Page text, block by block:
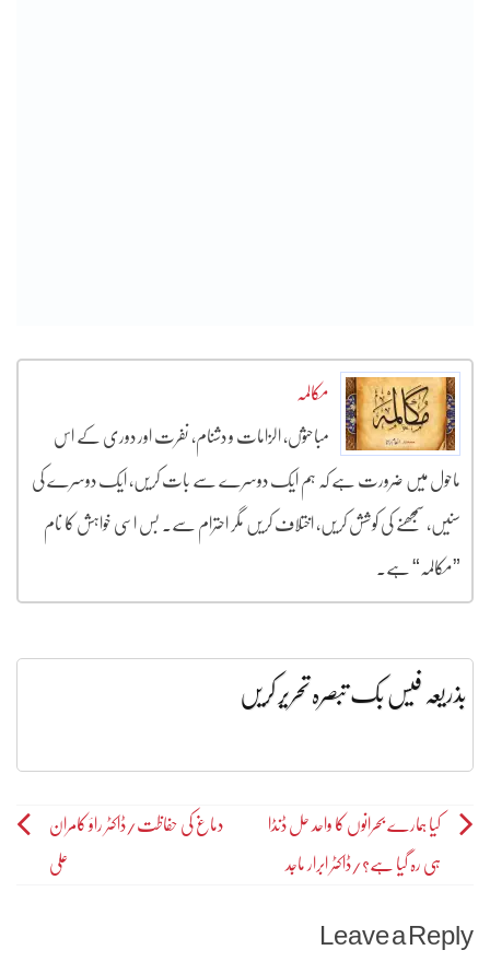
مکالمہ
مباحثوں، الزامات و دشنام، نفرت اور دوری کے اس
ماحول میں ضرورت ہے کہ ہم ایک دوسرے سے بات کریں، ایک دوسرے کی
سنیں، سمجھنے کی کوشش کریں، اختلاف کریں مگر احترام سے۔ بس اسی خواہش کا نام
”مکالمہ“ ہے۔
بذریعہ فیس بک تبصرہ تحریر کریں
Post
navigation
کیا ہمارے بحرانوں کا واحد حل ڈنڈا
ہی رہ گیا ہے؟/ڈاکٹر ابرار ماجد
دماغ کی حفاظت/ڈاکٹر راؤ کامران
علی
Leave a Reply